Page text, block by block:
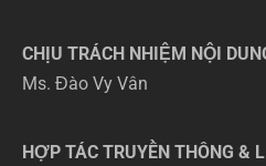
CHỊU TRÁCH NHIỆM NỘI
Ms. Đào Vy Vân
HỢP TÁC TRUYỀN THÔNG &